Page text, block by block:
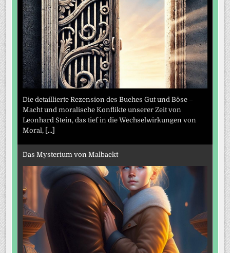
Die detaillierte Rezension des Buches Gut und Böse –
Macht und moralische Konflikte unserer Zeit von
Leonhard Stein, das tief in die Wechselwirkungen von
Moral, [...]
Das Mysterium von Malbackt